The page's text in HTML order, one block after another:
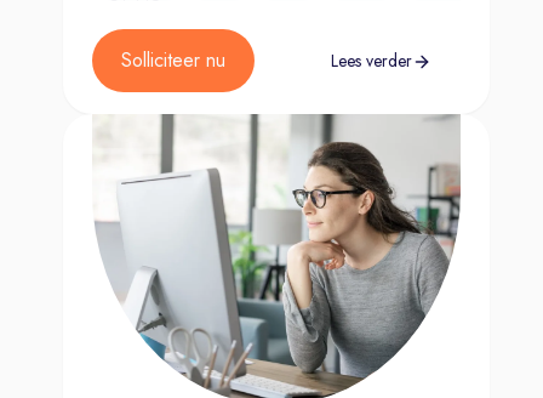
2026
Verblijf: 31 augustus t/m 2 september
2026 en 28 t/m 29 september 2026
Korte bezoeken: 10 september, 17
september, 1 oktober & 3 oktober
Nakeuring: tussen 20 en 23 oktober
2026
€4.449,-
Solliciteer nu Lees verder